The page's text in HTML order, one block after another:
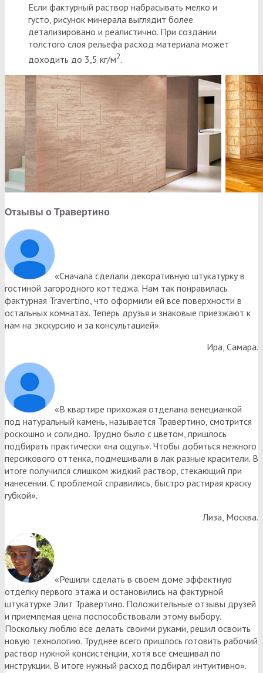
Если фактурный раствор набрасывать мелко и
густо, рисунок минерала выглядит более
детализировано и реалистично. При создании
толстого слоя рельефа расход материала может
доходить до 3,5 кг/м2.
Отзывы о Травертино
«Сначала сделали декоративную штукатурку в
гостиной загородного коттеджа. Нам так понравилась
фактурная Travertino, что оформили ей все поверхности в
остальных комнатах. Теперь друзья и знаковые приезжают к
нам на экскурсию и за консультацией».
Ира, Самара.
«В квартире прихожая отделана венецианкой
под натуральный камень, называется Травертино, смотрится
роскошно и солидно. Трудно было с цветом, пришлось
подбирать практически «на ощупь». Чтобы добиться нежного
персикового оттенка, подмешивали в лак разные красители. В
итоге получился слишком жидкий раствор, стекающий при
нанесении. С проблемой справились, быстро растирая краску
губкой».
Лиза, Москва.
«Решили сделать в своем доме эффектную
отделку первого этажа и остановились на фактурной
штукатурке Элит Травертино. Положительные отзывы друзей
и приемлемая цена поспособствовали этому выбору.
Поскольку люблю все делать своими руками, решил освоить
новую технологию. Труднее всего пришлось готовить рабочий
раствор нужной консистенции, хотя все смешивал по
инструкции. В итоге нужный расход подбирал интуитивно».